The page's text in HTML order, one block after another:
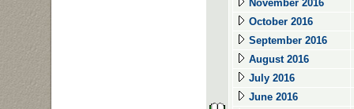
November 2016
October 2016
September 2016
August 2016
July 2016
June 2016